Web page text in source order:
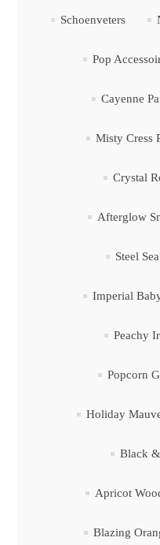
Schoenveters
Pop
Cayenne
Misty Cress
Crystal
Afterglow
Steel
Imperial
Peachy
Popcorn
Holiday
Black
Apricot
Blazing